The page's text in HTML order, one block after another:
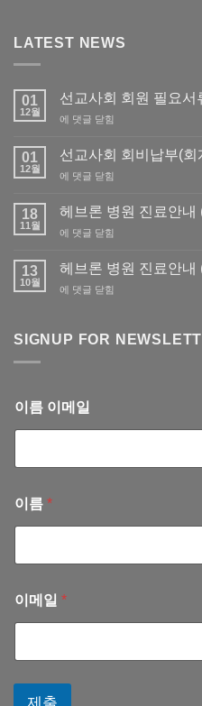
LATEST NEWS
01
12월
선교사회 회원 필요서
선
사
회
회
필
발
급
에 댓글 닫힘
01
12월
선교사회 회비납부(
선
사
회
납
–
혜
사
에 댓글 닫힘
18
11월
헤브론 병원 진료안내
헤
론
원
안
11
월)
에 댓글 닫힘
13
10월
헤브론 병원 진료안내
헤
병
내
에 댓글 닫힘
SIGNUP FOR
이름 이메일
이름 *
이메일 *
제출